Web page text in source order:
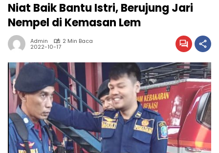
Niat Baik Bantu Istri, Berujung Jari
Nempel di Kemasan Lem
Admin 2 Min Baca
2022-10-17